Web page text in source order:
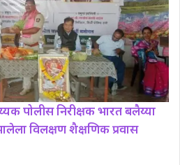
पोलीस निरीक्षक भारत बलैय्या
विलक्षण शैक्षणिक प्रवास